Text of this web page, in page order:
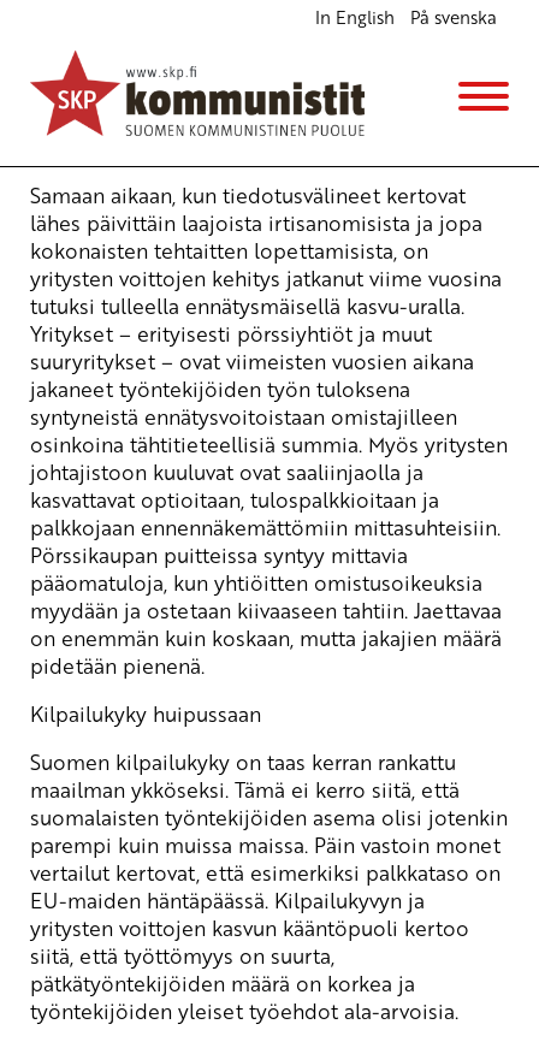
In English På svenska
Voittojen ja optioiden ennätyskasvu jatkuu
Ajankohtaista
18.10.2006 - 9:12(Muokattu 6.11.2025 - 13:37)
Samaan aikaan, kun tiedotusvälineet kertovat
lähes päivittäin laajoista irtisanomisista ja jopa
kokonaisten tehtaitten lopettamisista, on
yritysten voittojen kehitys jatkanut viime vuosina
tutuksi tulleella ennätysmäisellä kasvu-uralla.
Yritykset – erityisesti pörssiyhtiöt ja muut
suuryritykset – ovat viimeisten vuosien aikana
jakaneet työntekijöiden työn tuloksena
syntyneistä ennätysvoitoistaan omistajilleen
osinkoina tähtitieteellisiä summia. Myös yritysten
johtajistoon kuuluvat ovat saaliinjaolla ja
kasvattavat optioitaan, tulospalkkioitaan ja
palkkojaan ennennäkemättömiin mittasuhteisiin.
Pörssikaupan puitteissa syntyy mittavia
pääomatuloja, kun yhtiöitten omistusoikeuksia
myydään ja ostetaan kiivaaseen tahtiin. Jaettavaa
on enemmän kuin koskaan, mutta jakajien määrä
pidetään pienenä.
Kilpailukyky huipussaan
Suomen kilpailukyky on taas kerran rankattu
maailman ykköseksi. Tämä ei kerro siitä, että
suomalaisten työntekijöiden asema olisi jotenkin
parempi kuin muissa maissa. Päin vastoin monet
vertailut kertovat, että esimerkiksi palkkataso on
EU-maiden häntäpäässä. Kilpailukyvyn ja
yritysten voittojen kasvun kääntöpuoli kertoo
siitä, että työttömyys on suurta,
pätkätyöntekijöiden määrä on korkea ja
työntekijöiden yleiset työehdot ala-arvoisia.